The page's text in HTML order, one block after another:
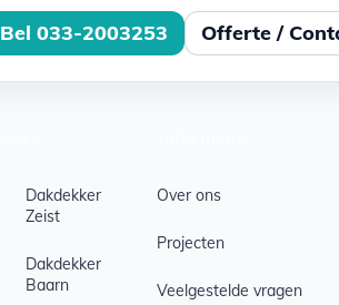
Bel 033-2003253 Offerte /
Dakdekker
Zeist
Dakdekker
Baarn
Over ons
Projecten
Veelgestelde vragen